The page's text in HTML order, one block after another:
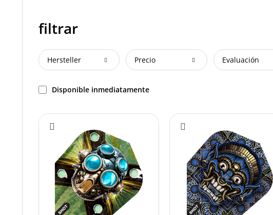
filtrar
Hersteller Precio Evaluación
Disponible inmediatamente